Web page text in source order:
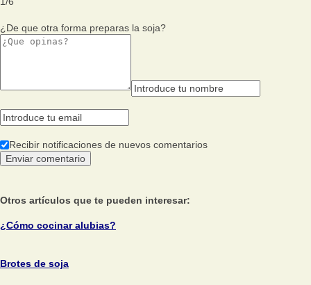
¿De que otra forma preparas la soja?
Recibir notificaciones de nuevos comentarios
Otros artículos que te pueden interesar:
¿Cómo cocinar alubias?
Brotes de soja